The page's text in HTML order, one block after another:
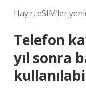
Hayır, eSIM’ler
Telefon
yıl sonra